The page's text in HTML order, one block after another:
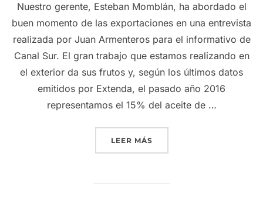
Nuestro gerente, Esteban Momblán, ha abordado el
buen momento de las exportaciones en una entrevista
realizada por Juan Armenteros para el informativo de
Canal Sur. El gran trabajo que estamos realizando en
el exterior da sus frutos y, según los últimos datos
emitidos por Extenda, el pasado año 2016
representamos el 15% del aceite de …
LEER MÁS«EL GERENTE DE